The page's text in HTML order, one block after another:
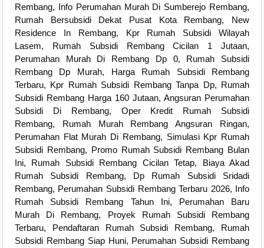
Rembang, Info Perumahan Murah Di Sumberejo Rembang,
Rumah Bersubsidi Dekat Pusat Kota Rembang, New
Residence In Rembang, Kpr Rumah Subsidi Wilayah
Lasem, Rumah Subsidi Rembang Cicilan 1 Jutaan,
Perumahan Murah Di Rembang Dp 0, Rumah Subsidi
Rembang Dp Murah, Harga Rumah Subsidi Rembang
Terbaru, Kpr Rumah Subsidi Rembang Tanpa Dp, Rumah
Subsidi Rembang Harga 160 Jutaan, Angsuran Perumahan
Subsidi Di Rembang, Oper Kredit Rumah Subsidi
Rembang, Rumah Murah Rembang Angsuran Ringan,
Perumahan Flat Murah Di Rembang, Simulasi Kpr Rumah
Subsidi Rembang, Promo Rumah Subsidi Rembang Bulan
Ini, Rumah Subsidi Rembang Cicilan Tetap, Biaya Akad
Rumah Subsidi Rembang, Dp Rumah Subsidi Sridadi
Rembang, Perumahan Subsidi Rembang Terbaru 2026, Info
Rumah Subsidi Rembang Tahun Ini, Perumahan Baru
Murah Di Rembang, Proyek Rumah Subsidi Rembang
Terbaru, Pendaftaran Rumah Subsidi Rembang, Rumah
Subsidi Rembang Siap Huni, Perumahan Subsidi Rembang